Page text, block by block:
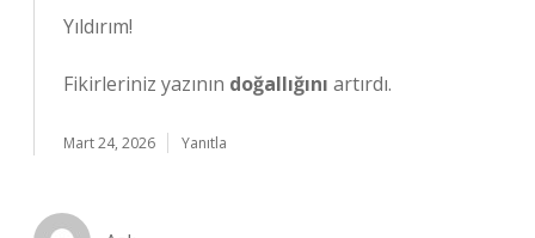
Yıldırım!
Fikirleriniz yazının doğallığını artırdı.
Mart 24, 2026 Yanıtla